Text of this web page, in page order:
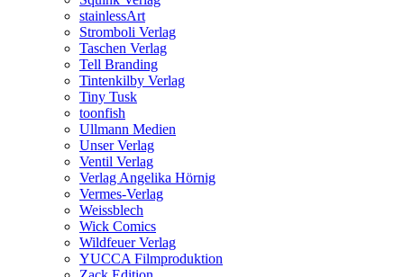
stainlessArt
Stromboli Verlag
Taschen Verlag
Tell Branding
Tintenkilby Verlag
Tiny Tusk
toonfish
Ullmann Medien
Unser Verlag
Ventil Verlag
Verlag Angelika Hörnig
Vermes-Verlag
Weissblech
Wick Comics
Wildfeuer Verlag
YUCCA Filmproduktion